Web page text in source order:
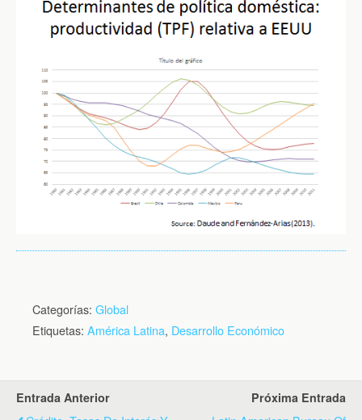
Categorías: Global
Etiquetas: América Latina, Desarrollo Económico
Entrada Anterior Próxima Entrada